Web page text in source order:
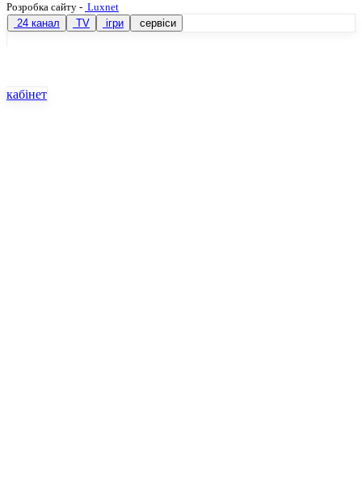
Розробка сайту - Luxnet
24 канал
TV ігри сервіси
кабінет